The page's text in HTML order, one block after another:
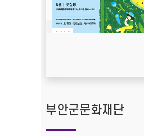
부안군문화재단